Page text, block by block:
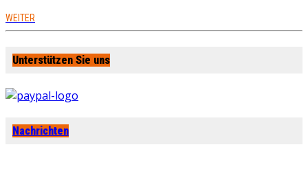
WEITER
Unterstützen Sie uns
Nachrichten